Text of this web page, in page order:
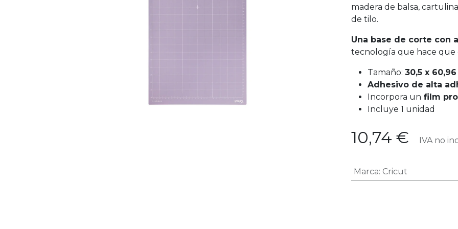
madera de balsa,
de tilo.
Una base de corte con
tecnología que hace que
Tamaño: 30,5 x
Adhesivo de alta
Incorpora un film
Incluye 1 unidad
10,74 € IVA no
Marca: Cricut